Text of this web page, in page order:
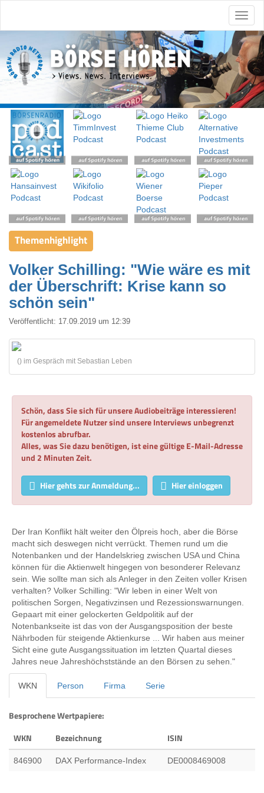
Themenhighlight
Volker Schilling: "Wie wäre es mit
der Überschrift: Krise kann so
schön sein"
Veröffentlicht: 17.09.2019 um 12:39
() im Gespräch mit Sebastian Leben
Schön, dass Sie sich für unsere Audiobeiträge interessieren!
Für angemeldete Nutzer sind unsere Interviews unbegrenzt
kostenlos abrufbar.
Alles, was Sie dazu benötigen, ist eine gültige E-Mail-Adresse
und 2 Minuten Zeit.
Hier gehts zur Anmeldung... Hier einloggen
Der Iran Konflikt hält weiter den Ölpreis hoch, aber die Börse
macht sich deswegen nicht verrückt. Themen rund um die
Notenbanken und der Handelskrieg zwischen USA und China
können für die Aktienwelt hingegen von besonderer Relevanz
sein. Wie sollte man sich als Anleger in den Zeiten voller Krisen
verhalten? Volker Schilling: "Wir leben in einer Welt von
politischen Sorgen, Negativzinsen und Rezessionswarnungen.
Gepaart mit einer gelockerten Geldpolitik auf der
Notenbankseite ist das von der Ausgangsposition der beste
Nährboden für steigende Aktienkurse ... Wir haben aus meiner
Sicht eine gute Ausgangssituation im letzten Quartal dieses
Jahres neue Jahreshöchststände an den Börsen zu sehen."
WKN Person Firma Serie
Besprochene Wertpapiere:
WKN
Bezeichnung ISIN
846900 DAX Performance-Index DE0008469008